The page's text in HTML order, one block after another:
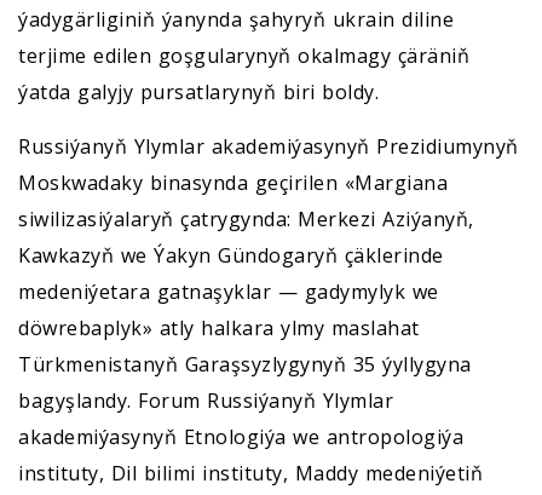
ýadygärliginiň ýanynda şahyryň ukrain diline
terjime edilen goşgularynyň okalmagy çäräniň
ýatda galyjy pursatlarynyň biri boldy.
Russiýanyň Ylymlar akademiýasynyň Prezidiumynyň
Moskwadaky binasynda geçirilen «Margiana
siwilizasiýalaryň çatrygynda: Merkezi Aziýanyň,
Kawkazyň we Ýakyn Gündogaryň çäklerinde
medeniýetara gatnaşyklar — gadymylyk we
döwrebaplyk» atly halkara ylmy maslahat
Türkmenistanyň Garaşsyzlygynyň 35 ýyllygyna
bagyşlandy. Forum Russiýanyň Ylymlar
akademiýasynyň Etnologiýa we antropologiýa
instituty, Dil bilimi instituty, Maddy medeniýetiň